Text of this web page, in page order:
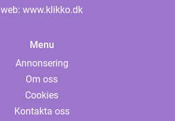
web: www.klikko.dk
Menu
Annonsering
Om oss
Cookies
Kontakta oss